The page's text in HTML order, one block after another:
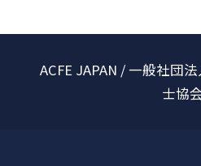
ACFE JAPAN / 一般社団
士協